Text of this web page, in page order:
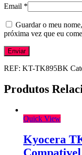
Email *
Guardar o meu
próxima vez que eu
REF: KT-TK895BK
Produtos
Quick View
Kyocera
Compativel